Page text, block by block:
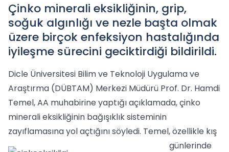
Çinko minerali eksikliğinin, grip,
soğuk algınlığı ve nezle başta olmak
üzere birçok enfeksiyon hastalığında
iyileşme sürecini geciktirdiği bildirildi.
Dicle Üniversitesi Bilim ve Teknoloji Uygulama ve
Araştırma (DÜBTAM) Merkezi Müdürü Prof. Dr. Hamdi
Temel, AA muhabirine yaptığı açıklamada, çinko
minerali eksikliğinin bağışıklık sisteminin
zayıflamasına yol açtığını söyledi. Temel, özellikle kış
günlerinde